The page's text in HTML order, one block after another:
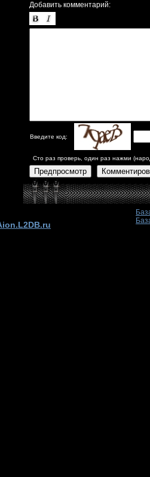
Добавить комментарий:
Введите код:
Сто раз проверь, один раз нажми
Предпросмотр